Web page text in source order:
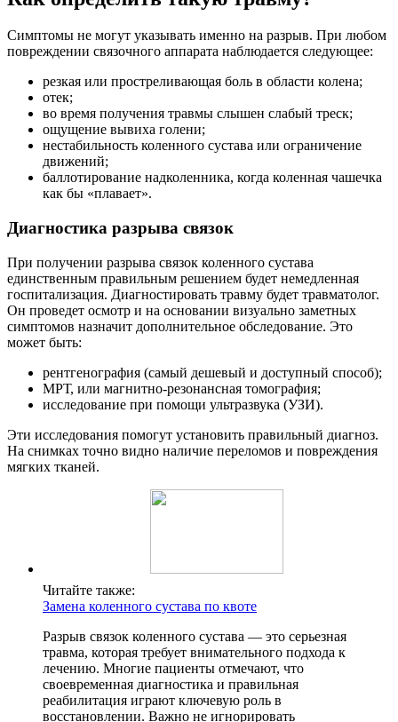
Симптомы не могут указывать именно на разрыв. При любом
повреждении связочного аппарата наблюдается следующее:
резкая или простреливающая боль в области колена;
отек;
во время получения травмы слышен слабый треск;
ощущение вывиха голени;
нестабильность коленного сустава или ограничение
движений;
баллотирование надколенника, когда коленная чашечка
как бы «плавает».
Диагностика разрыва связок
При получении разрыва связок коленного сустава
единственным правильным решением будет немедленная
госпитализация. Диагностировать травму будет травматолог.
Он проведет осмотр и на основании визуально заметных
симптомов назначит дополнительное обследование. Это
может быть:
рентгенография (самый дешевый и доступный способ);
МРТ, или магнитно-резонансная томография;
исследование при помощи ультразвука (УЗИ).
Эти исследования помогут установить правильный диагноз.
На снимках точно видно наличие переломов и повреждения
мягких тканей.
Читайте также:
Замена коленного сустава по квоте
Разрыв связок коленного сустава — это серьезная
травма, которая требует внимательного подхода к
лечению. Многие пациенты отмечают, что
своевременная диагностика и правильная
реабилитация играют ключевую роль в
восстановлении. Важно не игнорировать